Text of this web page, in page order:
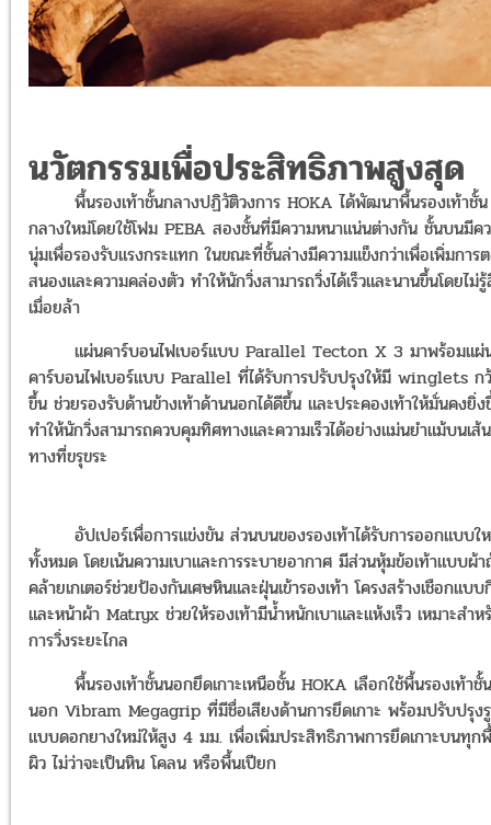
นวัตกรรมเพื่อประสิทธิภาพสูงสุด
พื้นรองเท้าชั้นกลางปฏิวัติวงการ HOKA ได้พัฒนาพื้นรองเท้าชั้น
กลางใหม่โดยใช้โฟม PEBA สองชั้นที่มีความหนาแน่นต่างกัน ชั้นบนมีค
นุ่มเพื่อรองรับแรงกระแทก ในขณะที่ชั้นล่างมีความแข็งกว่าเพื่อเพิ่มการ
สนองและความคล่องตัว ทำให้นักวิ่งสามารถวิ่งได้เร็วและนานขึ้นโดยไม่
เมื่อยล้า
แผ่นคาร์บอนไฟเบอร์แบบ Parallel Tecton X 3 มาพร้อมแผ่
คาร์บอนไฟเบอร์แบบ Parallel ที่ได้รับการปรับปรุงให้มี winglets ก
ขึ้น ช่วยรองรับด้านข้างเท้าด้านนอกได้ดีขึ้น และประคองเท้าให้มั่นคงยิ่
ทำให้นักวิ่งสามารถควบคุมทิศทางและความเร็วได้อย่างแม่นยำแม้บนเส้น
ทางที่ขรุขระ
อัปเปอร์เพื่อการแข่งขัน ส่วนบนของรองเท้าได้รับการออกแบบใ
ทั้งหมด โดยเน้นความเบาและการระบายอากาศ มีส่วนหุ้มข้อเท้าแบบผ้
คล้ายเกเตอร์ช่วยป้องกันเศษหินและฝุ่นเข้ารองเท้า โครงสร้างเชือกแบ
และหน้าผ้า Matryx ช่วยให้รองเท้ามีน้ำหนักเบาและแห้งเร็ว เหมาะสำห
การวิ่งระยะไกล
พื้นรองเท้าชั้นนอกยึดเกาะเหนือชั้น HOKA เลือกใช้พื้นรองเท้าชั้น
นอก Vibram Megagrip ที่มีชื่อเสียงด้านการยึดเกาะ พร้อมปรับปรุง
แบบดอกยางใหม่ให้สูง 4 มม. เพื่อเพิ่มประสิทธิภาพการยึดเกาะบนทุก
ผิว ไม่ว่าจะเป็นหิน โคลน หรือพื้นเปียก